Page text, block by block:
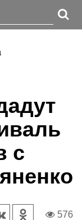
с
576